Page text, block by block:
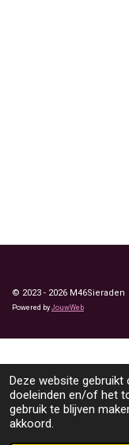
Deze website
doeleinden en/of het
gebruik te blijven
akkoord.
© 2023 - 2026 M46Sieraden
Powered by JouwWeb